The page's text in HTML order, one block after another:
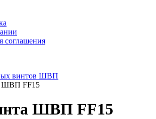
соглашения
винтов ШВП
ШВП FF15
ШВП FF15